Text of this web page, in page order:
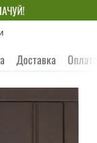
Доставка Оплата